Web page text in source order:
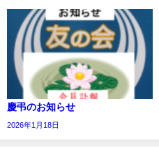
慶弔のお知らせ
2026年1月18日